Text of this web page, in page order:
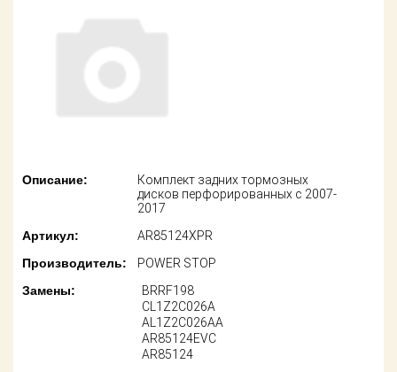
Оплата
Поставщикам
Описание:
Комплект задних тормозных
дисков перфорированных c 2007-
2017
Артикул:
AR85124XPR
Производитель:
POWER STOP
Замены:
BRRF198
CL1Z2C026A
AL1Z2C026AA
AR85124EVC
AR85124